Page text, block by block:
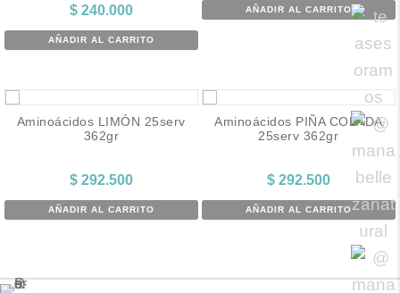
$240.000
AÑADIR AL CARRITO
AÑADIR AL CARRITO
Aminoácidos LIMÓN 25serv
362gr
$292.500
AÑADIR AL CARRITO
Aminoácidos PIÑA COLADA
25serv 362gr
$292.500
AÑADIR AL CARRITO